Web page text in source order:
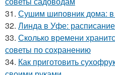
31. Сушим шиповник дома: в
32. Линда в Уфе: расписание
33. Сколько времени
советы по сохранению
34. Как приготовить